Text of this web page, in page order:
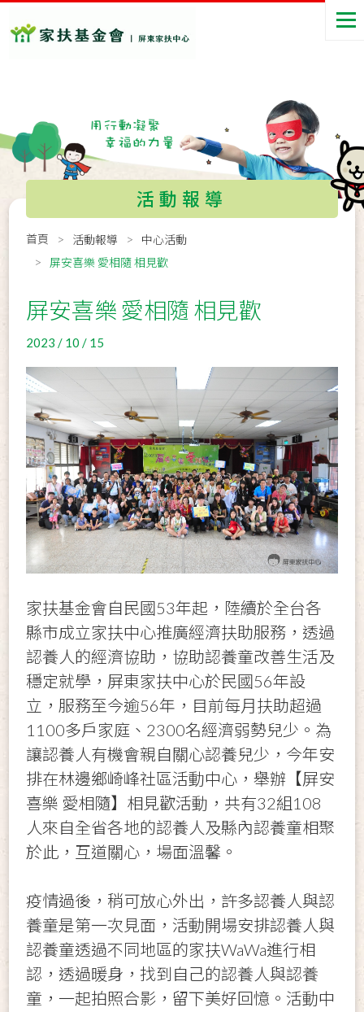
活動報導
首頁 活動報導
中心活動
屏安喜樂 愛相隨 相見歡
屏安喜樂 愛相隨 相見歡
2023 / 10 / 15
家扶基金會自民國53年起，陸續於全台各
縣市成立家扶中心推廣經濟扶助服務，透過
認養人的經濟協助，協助認養童改善生活及
穩定就學，屏東家扶中心於民國56年設
立，服務至今逾56年，目前每月扶助超過
1100多戶家庭、2300名經濟弱勢兒少。為
讓認養人有機會親自關心認養兒少，今年安
排在林邊鄉崎峰社區活動中心，舉辦【屏安
喜樂 愛相隨】相見歡活動，共有32組108
人來自全省各地的認養人及縣內認養童相聚
於此，互道關心，場面溫馨。
疫情過後，稍可放心外出，許多認養人與認
養童是第一次見面，活動開場安排認養人與
認養童透過不同地區的家扶WaWa進行相
認，透過暖身，找到自己的認養人與認養
童，一起拍照合影，留下美好回憶。活動中